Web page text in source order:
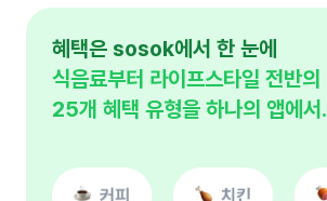
혜택은 sosok에서 한 눈에
식음료부터 라이프스타일 전반의
25개 혜택 유형을 하나의 앱에서.